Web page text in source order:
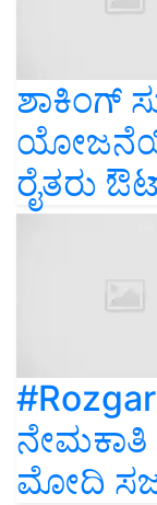
ಶಾಕಿಂಗ್‌
ರೈತರು
ನೇಮಕಾತಿ
ಮೋದಿ